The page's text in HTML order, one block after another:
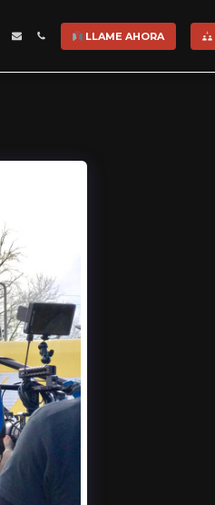
LLAME AHORA